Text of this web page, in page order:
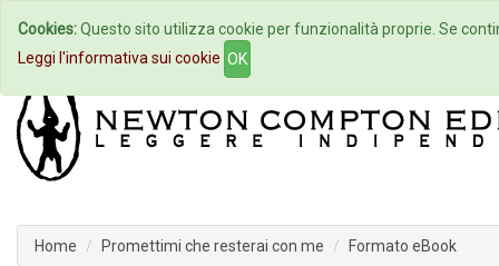
Home Autori Eventi
Home Promettimi che resterai con me Formato eBook
Cookies:Questo sito utilizza cookie per funzionalità proprie. Se
Leggi l'informativa sui cookie OK